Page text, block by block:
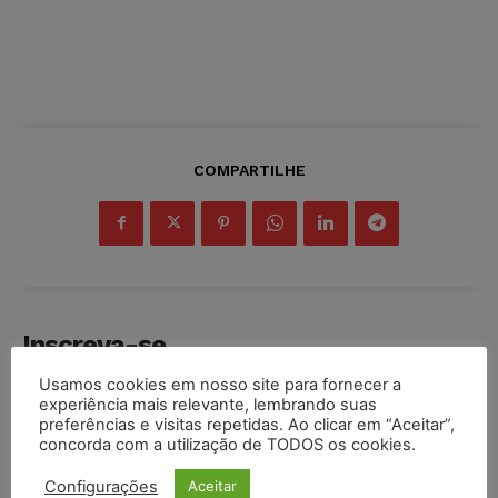
COMPARTILHE
Inscreva-se
INSCREVER
Usamos cookies em nosso site para fornecer a
experiência mais relevante, lembrando suas
preferências e visitas repetidas. Ao clicar em “Aceitar”,
concorda com a utilização de TODOS os cookies.
Configurações Aceitar